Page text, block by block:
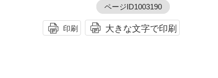
ページID1003190
印刷 大きな文字で印刷